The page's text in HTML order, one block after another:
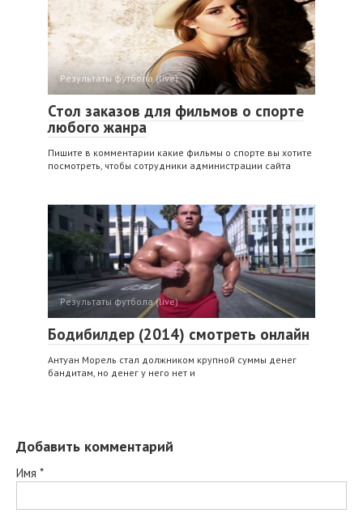
Результаты футбола (live)
Стол заказов для фильмов о спорте
любого жанра
Пишите в комментарии какие фильмы о спорте вы хотите
посмотреть, чтобы сотрудники администрации сайта
Результаты футбола (live)
Бодибилдер (2014) смотреть онлайн
Антуан Морель стал должником крупной суммы денег
бандитам, но денег у него нет и
Добавить комментарий
Имя *